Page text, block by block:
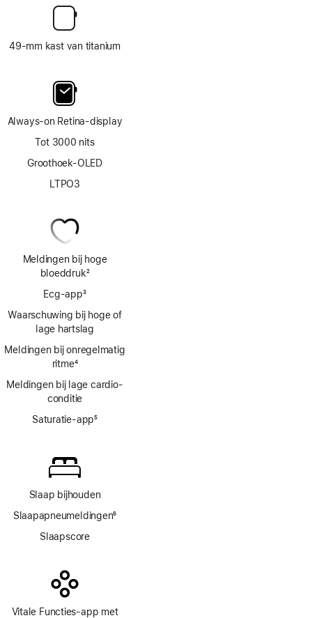
49‑mm kast van titanium
Always‑on Retina‑display
Tot 3000 nits
Groothoek-OLED
LTPO3
Meldingen bij hoge
bloeddruk2
Ecg‑app3
Waarschuwing bij hoge of
lage hartslag
Meldingen bij onregelmatig
ritme4
Meldingen bij lage cardio­
conditie
Saturatie-app5
Slaap bijhouden
Slaapapneumeldingen6
Slaapscore
Vitale Functies-app met